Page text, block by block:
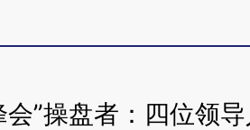
会”操盘者：四位领